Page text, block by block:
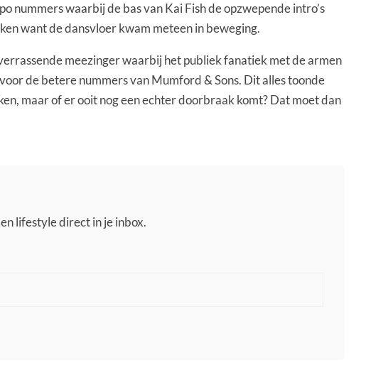
nummers waarbij de bas van Kai Fish de opzwepende intro’s
want de dansvloer kwam meteen in beweging.
meezinger waarbij het publiek fanatiek met de armen
de betere nummers van Mumford & Sons. Dit alles toonde
maar of er ooit nog een echter doorbraak komt? Dat moet dan
lifestyle direct in je inbox.